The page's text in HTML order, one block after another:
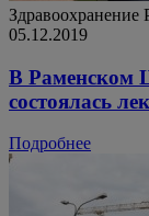
Здравоохранение
05.12.2019
В Раменском
состоялась
Подробнее